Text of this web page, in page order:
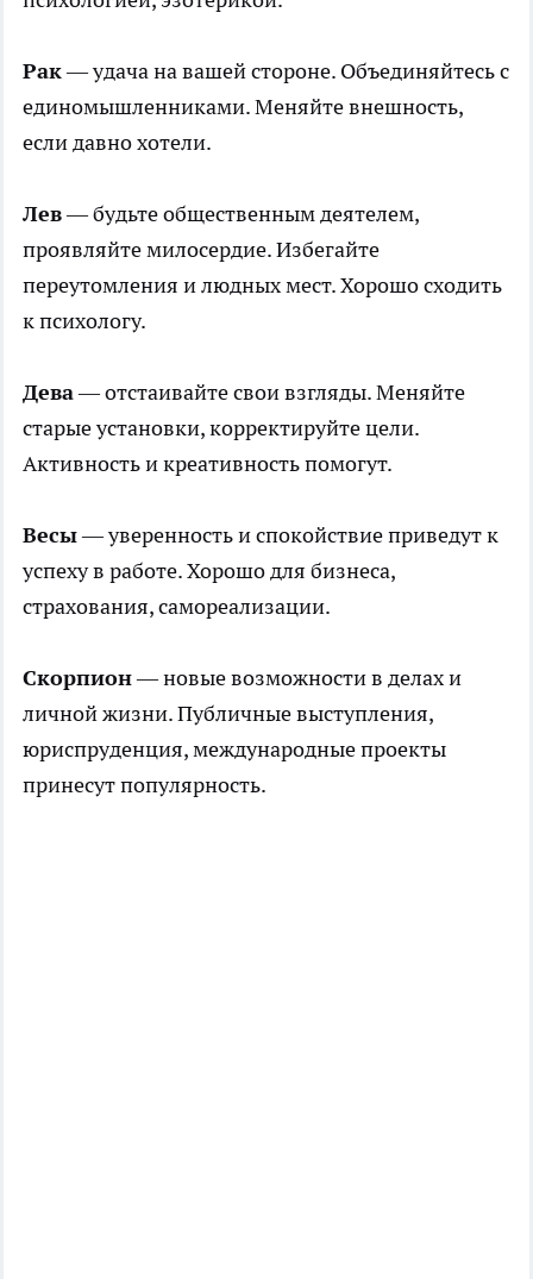
Рак— удача на вашей стороне. Объединяйтесь с
единомышленниками. Меняйте внешность,
если давно хотели.
Лев— будьте общественным деятелем,
проявляйте милосердие. Избегайте
переутомления и людных мест. Хорошо сходить
к психологу.
Дева— отстаивайте свои взгляды. Меняйте
старые установки, корректируйте цели.
Активность и креативность помогут.
Весы— уверенность и спокойствие приведут к
успеху в работе. Хорошо для бизнеса,
страхования, самореализации.
Скорпион— новые возможности в делах и
личной жизни. Публичные выступления,
юриспруденция, международные проекты
принесут популярность.